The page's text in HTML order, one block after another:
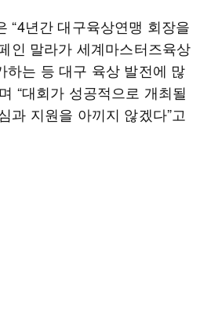
“4년간 대구육상연맹 회장을
인 말라가 세계마스터즈육상
하는 등 대구 육상 발전에 많
“대회가 성공적으로 개최될
과 지원을 아끼지 않겠다”고